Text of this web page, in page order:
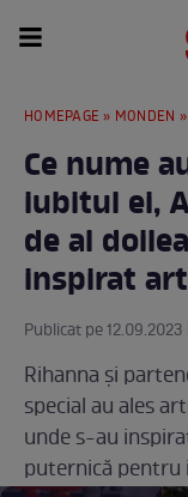
HOMEPAGE » MONDEN »
Ce nume
iubitul ei,
de al
inspirat
Publicat pe 12.09.2023
Rihanna și
special au ales
unde s-au
puternică pentru